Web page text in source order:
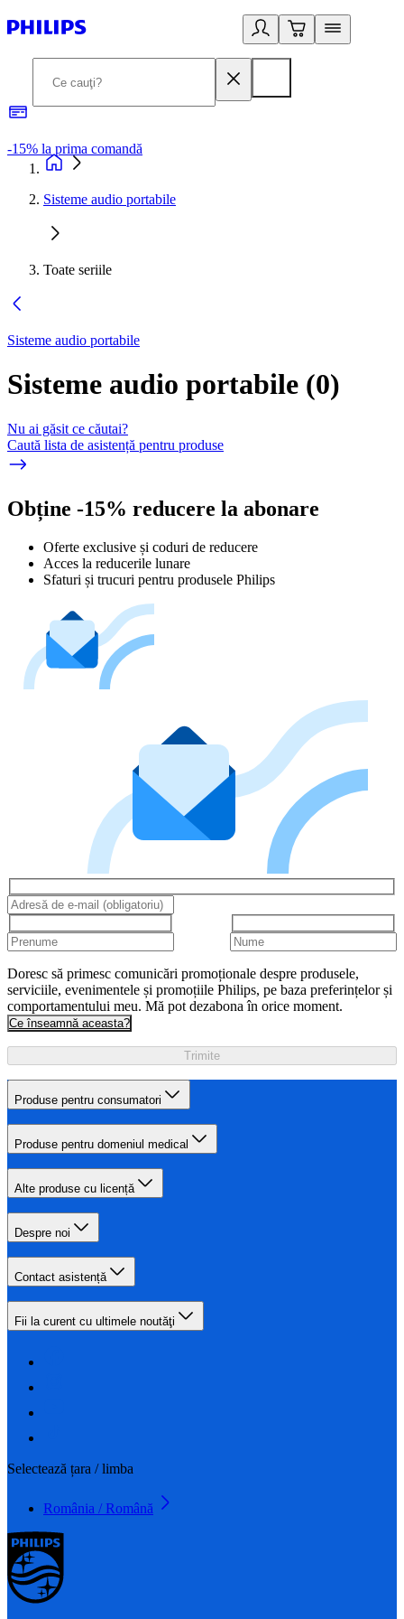
-15% la prima comandă
Sisteme audio portabile
Toate seriile
Sisteme audio portabile
Sisteme audio portabile (0)
Nu ai găsit ce căutai?
Caută lista de asistență pentru produse
Obține -15% reducere la abonare
Oferte exclusive și coduri de reducere
Acces la reducerile lunare
Sfaturi și trucuri pentru produsele Philips
Doresc să primesc comunicări promoționale despre produsele,
serviciile, evenimentele și promoțiile Philips, pe baza preferințelor și
comportamentului meu. Mă pot dezabona în orice moment.
Ce înseamnă aceasta?
Trimite
Produse pentru consumatori
Produse pentru domeniul medical
Alte produse cu licență
Despre noi
Contact asistență
Fii la curent cu ultimele noutăţi
Selectează țara / limba
România / Română